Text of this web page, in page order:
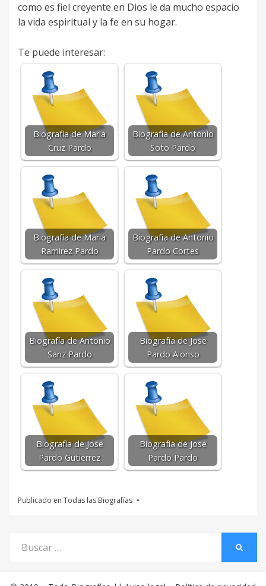
como es fiel creyente en Dios le da mucho espacio
la vida espiritual y la fe en su hogar.
Te puede interesar:
Biografía de Maria
Cruz Pardo
Biografía de Antonio
Soto Pardo
Biografía de Maria
Ramirez Pardo
Biografía de Antonio
Pardo Cortes
Biografía de Antonio
Sanz Pardo
Biografía de Jose
Pardo Alonso
Biografía de Jose
Pardo Gutierrez
Biografía de Jose
Pardo Pardo
Publicado en Todas las Biografías
por: